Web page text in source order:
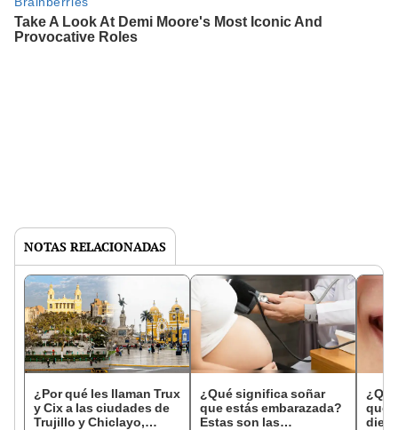
NOTAS RELACIONADAS
¿Por qué les llaman Trux
y Cix a las ciudades de
Trujillo y Chiclayo,
¿Qué significa soñar
que estás embarazada?
Estas son las
que